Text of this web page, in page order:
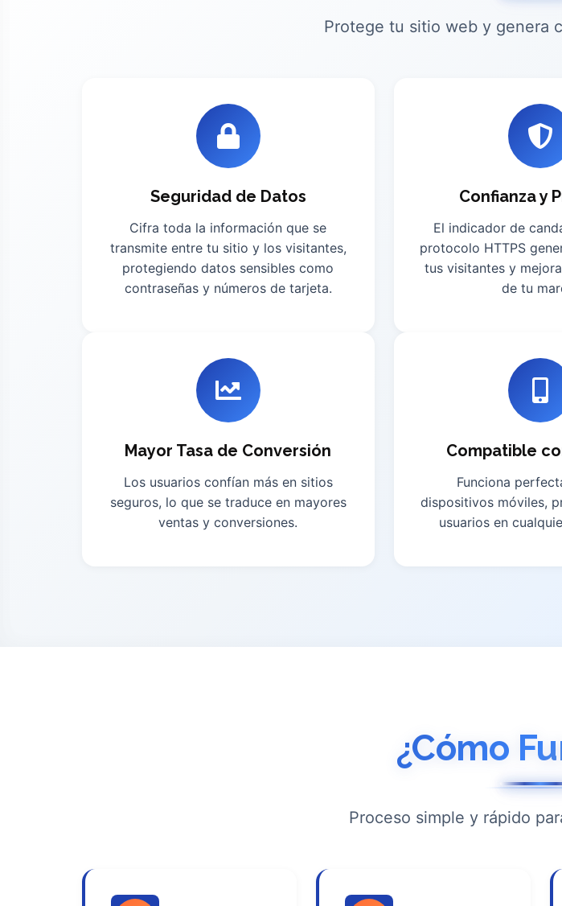
Protege tu sitio web y genera
Seguridad de Datos
Cifra toda la información que se
transmite entre tu sitio y los visitantes,
protegiendo datos sensibles como
contraseñas y números de tarjeta.
Confianza y
El indicador de
protocolo HTTPS
tus visitantes y
de tu
Mayor Tasa de Conversión
Los usuarios confían más en sitios
seguros, lo que se traduce en mayores
ventas y conversiones.
Compatible
Funciona
dispositivos móviles,
usuarios en
¿Cómo
Proceso simple y rápido